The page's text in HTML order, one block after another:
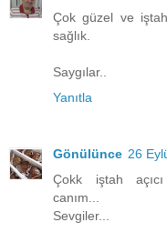
Çok güzel ve
sağlık.
Saygılar..
Yanıtla
Gönülünce 26
Çokk iştah açıcı
canım...
Sevgiler...